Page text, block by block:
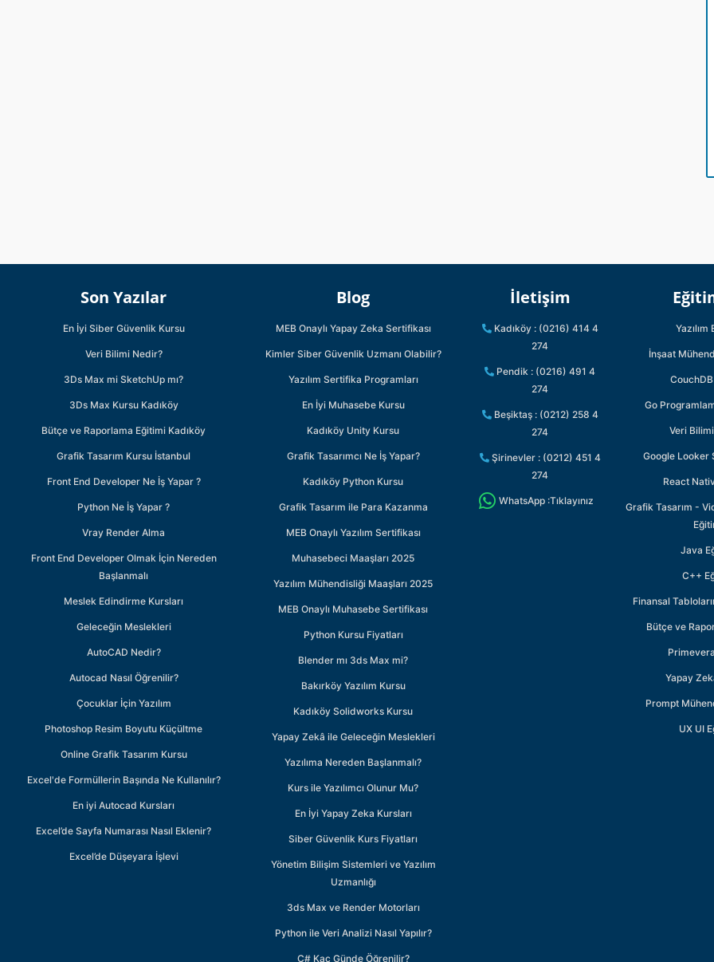
Son Yazılar
En İyi Siber Güvenlik Kursu
Veri Bilimi Nedir?
3Ds Max mi SketchUp mı?
3Ds Max Kursu Kadıköy
Bütçe ve Raporlama Eğitimi Kadıköy
Grafik Tasarım Kursu İstanbul
Front End Developer Ne İş Yapar ?
Python Ne İş Yapar ?
Vray Render Alma
Front End Developer Olmak İçin Nereden
Başlanmalı
Meslek Edindirme Kursları
Geleceğin Meslekleri
AutoCAD Nedir?
Autocad Nasıl Öğrenilir?
Çocuklar İçin Yazılım
Photoshop Resim Boyutu Küçültme
Online Grafik Tasarım Kursu
Excel'de Formüllerin Başında Ne Kullanılır?
En iyi Autocad Kursları
Excel’de Sayfa Numarası Nasıl Eklenir?
Excel’de Düşeyara İşlevi
Blog
MEB Onaylı Yapay Zeka Sertifikası
Kimler Siber Güvenlik Uzmanı Olabilir?
Yazılım Sertifika Programları
En İyi Muhasebe Kursu
Kadıköy Unity Kursu
Grafik Tasarımcı Ne İş Yapar?
Kadıköy Python Kursu
Grafik Tasarım ile Para Kazanma
MEB Onaylı Yazılım Sertifikası
Muhasebeci Maaşları 2025
Yazılım Mühendisliği Maaşları 2025
MEB Onaylı Muhasebe Sertifikası
Python Kursu Fiyatları
Blender mı 3ds Max mi?
Bakırköy Yazılım Kursu
Kadıköy Solidworks Kursu
Yapay Zekâ ile Geleceğin Meslekleri
Yazılıma Nereden Başlanmalı?
Kurs ile Yazılımcı Olunur Mu?
En İyi Yapay Zeka Kursları
Siber Güvenlik Kurs Fiyatları
Yönetim Bilişim Sistemleri ve Yazılım
Uzmanlığı
3ds Max ve Render Motorları
Python ile Veri Analizi Nasıl Yapılır?
C# Kaç Günde Öğrenilir?
İletişim
Kadıköy : (0216) 414 4
274
Pendik : (0216) 491 4
274
Beşiktaş : (0212) 258 4
274
Şirinevler : (0212) 451 4
274
WhatsApp :Tıklayınız
Yazılım
İnşaat
Go
Veri
Google Looker
React
Grafik Tasarım -
Java
C++
Finansal
Bütçe ve
Yapay
Prompt
UX UI